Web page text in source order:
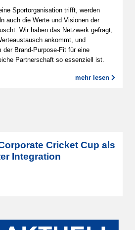
Sportorganisation trifft, werden
auch die Werte und Visionen der
Wir haben das Netzwerk gefragt,
ankommt, und
der Brand-Purpose-Fit für eine
Partnerschaft so essenziell ist.
mehr lesen
Cricket Cup als
Integration